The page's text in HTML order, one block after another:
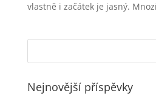
vlastně i začátek je jasný.
Nejnovější příspěvky